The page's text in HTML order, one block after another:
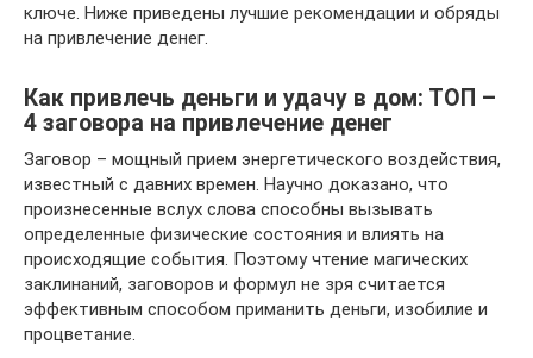
ключе. Ниже приведены лучшие рекомендации и обряды
на привлечение денег.
Как привлечь деньги и удачу в дом: ТОП –
4 заговора на привлечение денег
Заговор – мощный прием энергетического воздействия,
известный с давних времен. Научно доказано, что
произнесенные вслух слова способны вызывать
определенные физические состояния и влиять на
происходящие события. Поэтому чтение магических
заклинаний, заговоров и формул не зря считается
эффективным способом приманить деньги, изобилие и
процветание.